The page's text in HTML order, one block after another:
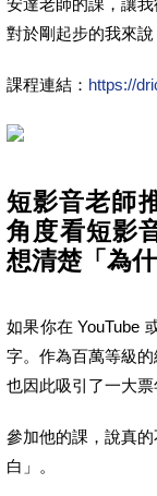
安達老師的課，讓
對於剛起步的我來說
課程連結： https://
短影音老師
角度看短影
想清楚「為什
如果你在 YouTube
字。作為百萬等級
也因此吸引了一大票
參加他的課，說真
白」。